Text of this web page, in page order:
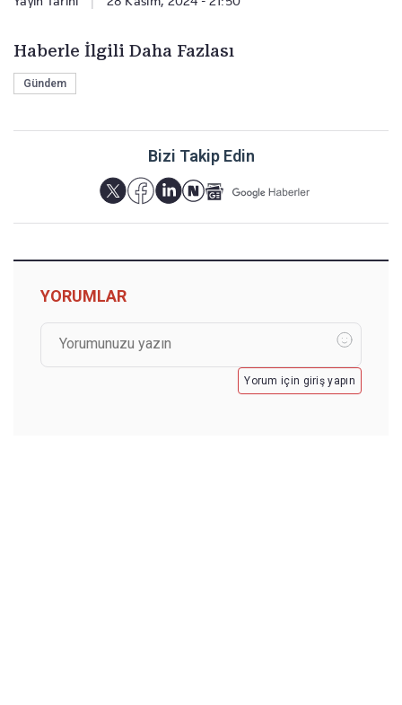
Haberle İlgili Daha Fazlası
Gündem
Bizi Takip Edin
YORUMLAR
Yorum için giriş yapın